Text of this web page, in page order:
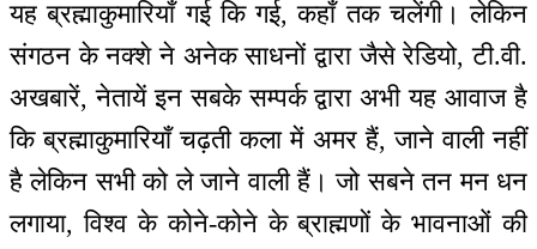
यह ब्रह्माकुमारियाँ गई कि गई, कहाँ तक चलेंगी। लेकिन
संगठन के नक्शे ने अनेक साधनों द्वारा जैसे रेडियो, टी.वी.
अखबारें, नेतायें इन सबके सम्पर्क द्वारा अभी यह आवाज है
कि ब्रह्माकुमारियाँ चढ़ती कला में अमर हैं, जाने वाली नहीं
है लेकिन सभी को ले जाने वाली हैं। जो सबने तन मन धन
लगाया, विश्व के कोने-कोने के ब्राह्मणों के भावनाओं की